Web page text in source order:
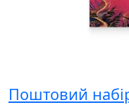
Поштовий набір